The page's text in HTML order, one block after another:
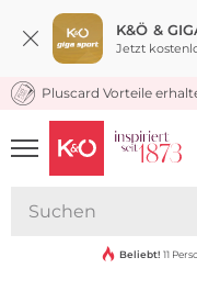
K&Ö &
Jetzt
Pluscard Vorteile
UNSERE APP
CLICK &
Beliebt! 11